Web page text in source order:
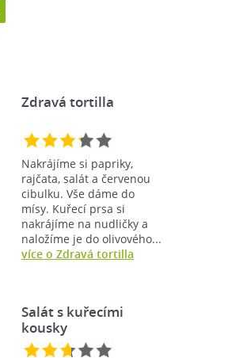
Zdravá tortilla
Nakrájíme si papriky,
rajčata, salát a červenou
cibulku. Vše dáme do
mísy. Kuřecí prsa si
nakrájíme na nudličky a
naložíme je do olivového...
více o Zdravá tortilla
Salát s kuřecími
kousky